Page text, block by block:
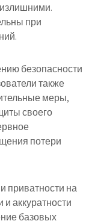
при
безопасности
также
меры,
своего
потери
приватности на
аккуратности
базовых